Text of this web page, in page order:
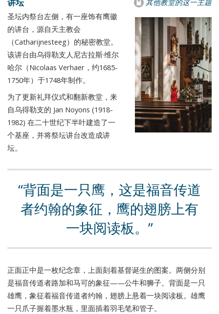
其他教堂的这一主题
圣坛内祭台左侧，有一座饰有鹰徽
的讲台，源自天主教会
（Catharijnesteeg）的秘密教堂。
该讲台由乌得勒支人尼古拉斯·维尔
哈尔（Nicolaas Verhaer，约1685-
1750年）于1748年制作。
为了更新礼拜仪式和翻新教堂，来
自乌得勒支的 Jan Noyons (1918-
1982) 在二十世纪下半叶建造了一
个基座，并将祭坛讲台改造成讲
坛。
背面是一只鹰，这是福音传道
者约翰的象征，鹰的翅膀上有
一块阅读板。
正面正中是一枚纪念章，上面刻着基督诞生的图案。两侧分别
是福音传道者路加和马可的象征——公牛和狮子。背面是一只
雄鹰，象征着福音传道者约翰，翅膀上悬着一块阅读板。雄鹰
一只爪子握着墨水瓶，里面插着羽毛笔和管子。